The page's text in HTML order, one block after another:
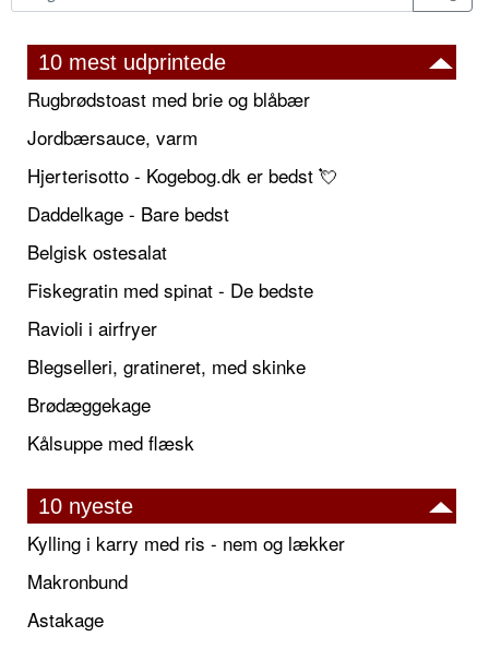
10 mest udprintede
Rugbrødstoast med brie og blåbær
Jordbærsauce, varm
Hjerterisotto - Kogebog.dk er bedst 💘
Daddelkage - Bare bedst
Belgisk ostesalat
Fiskegratin med spinat - De bedste
Ravioli i airfryer
Blegselleri, gratineret, med skinke
Brødæggekage
Kålsuppe med flæsk
10 nyeste
Kylling i karry med ris - nem og lækker
Makronbund
Astakage